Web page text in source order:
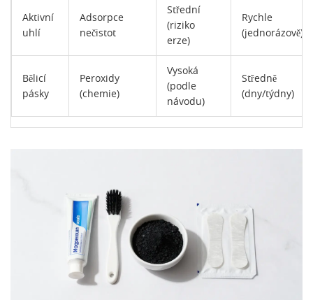
Aktivní
uhlí
Adsorpce
nečistot
Střední
(riziko
erze)
Rychle
(jednorázově)
Bělicí
pásky
Peroxidy
(chemie)
Vysoká
(podle
návodu)
Středně
(dny/týdny)